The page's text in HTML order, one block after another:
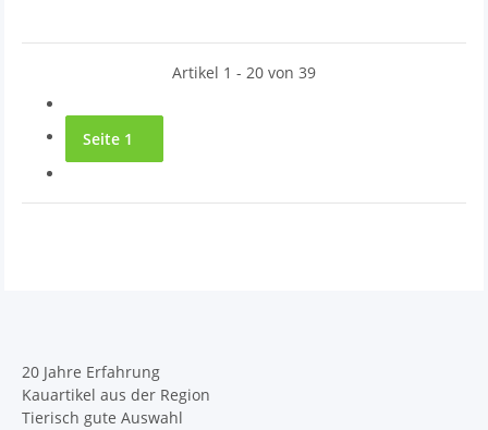
Artikel 1 - 20 von 39
Seite 1
20 Jahre Erfahrung
Kauartikel aus der Region
Tierisch gute Auswahl